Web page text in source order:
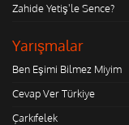
Zahide Yetiş'le Sence?
Yarışmalar
Ben Eşimi Bilmez Miyim
Cevap Ver Türkiye
Çarkıfelek